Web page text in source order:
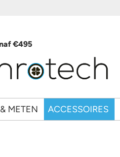
€495
METEN ACCESSOIRES